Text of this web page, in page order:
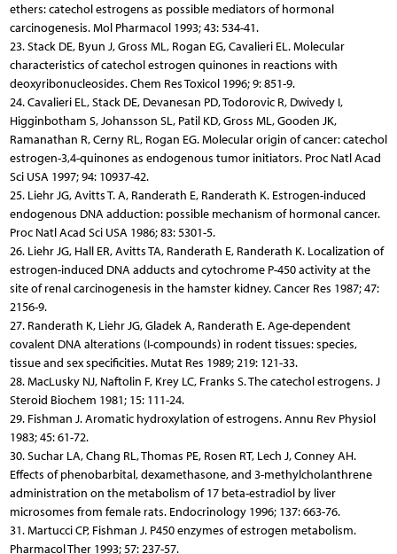
ethers: catechol estrogens as possible mediators of hormonal
carcinogenesis. Mol Pharmacol 1993; 43: 534-41.
23. Stack DE, Byun J, Gross ML, Rogan EG, Cavalieri EL. Molecular
characteristics of catechol estrogen quinones in reactions with
deoxyribonucleosides. Chem Res Toxicol 1996; 9: 851-9.
24. Cavalieri EL, Stack DE, Devanesan PD, Todorovic R, Dwivedy I,
Higginbotham S, Johansson SL, Patil KD, Gross ML, Gooden JK,
Ramanathan R, Cerny RL, Rogan EG. Molecular origin of cancer: catechol
estrogen-3,4-quinones as endogenous tumor initiators. Proc Natl Acad
Sci USA 1997; 94: 10937-42.
25. Liehr JG, Avitts T. A, Randerath E, Randerath K. Estrogen-induced
endogenous DNA adduction: possible mechanism of hormonal cancer.
Proc Natl Acad Sci USA 1986; 83: 5301-5.
26. Liehr JG, Hall ER, Avitts TA, Randerath E, Randerath K. Localization of
estrogen-induced DNA adducts and cytochrome P-450 activity at the
site of renal carcinogenesis in the hamster kidney. Cancer Res 1987; 47:
2156-9.
27. Randerath K, Liehr JG, Gladek A, Randerath E. Age-dependent
covalent DNA alterations (I-compounds) in rodent tissues: species,
tissue and sex specificities. Mutat Res 1989; 219: 121-33.
28. MacLusky NJ, Naftolin F, Krey LC, Franks S. The catechol estrogens. J
Steroid Biochem 1981; 15: 111-24.
29. Fishman J. Aromatic hydroxylation of estrogens. Annu Rev Physiol
1983; 45: 61-72.
30. Suchar LA, Chang RL, Thomas PE, Rosen RT, Lech J, Conney AH.
Effects of phenobarbital, dexamethasone, and 3-methylcholanthrene
administration on the metabolism of 17 beta-estradiol by liver
microsomes from female rats. Endocrinology 1996; 137: 663-76.
31. Martucci CP, Fishman J. P450 enzymes of estrogen metabolism.
Pharmacol Ther 1993; 57: 237-57.